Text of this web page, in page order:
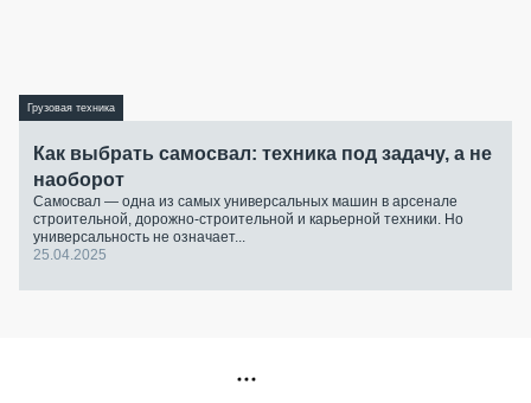
Грузовая техника
Как выбрать самосвал: техника под задачу, а не
наоборот
Самосвал — одна из самых универсальных машин в арсенале
строительной, дорожно-строительной и карьерной техники. Но
универсальность не означает...
25.04.2025